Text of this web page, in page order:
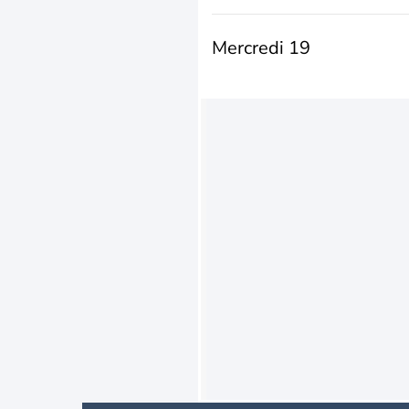
Mercredi 19